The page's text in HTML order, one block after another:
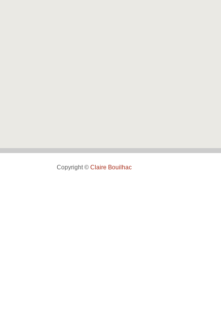
Copyright © Claire Bouilhac